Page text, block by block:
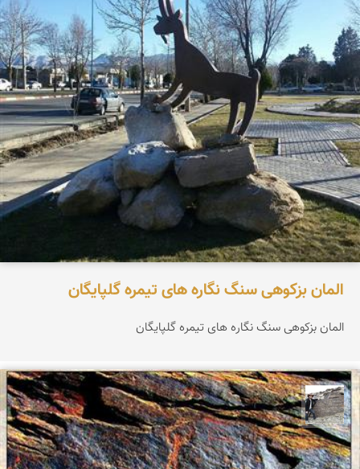
المان بزکوهی سنگ نگاره های تیمره گلپایگان
المان بزکوهی سنگ نگاره های تیمره گلپایگان
محسن جمالی